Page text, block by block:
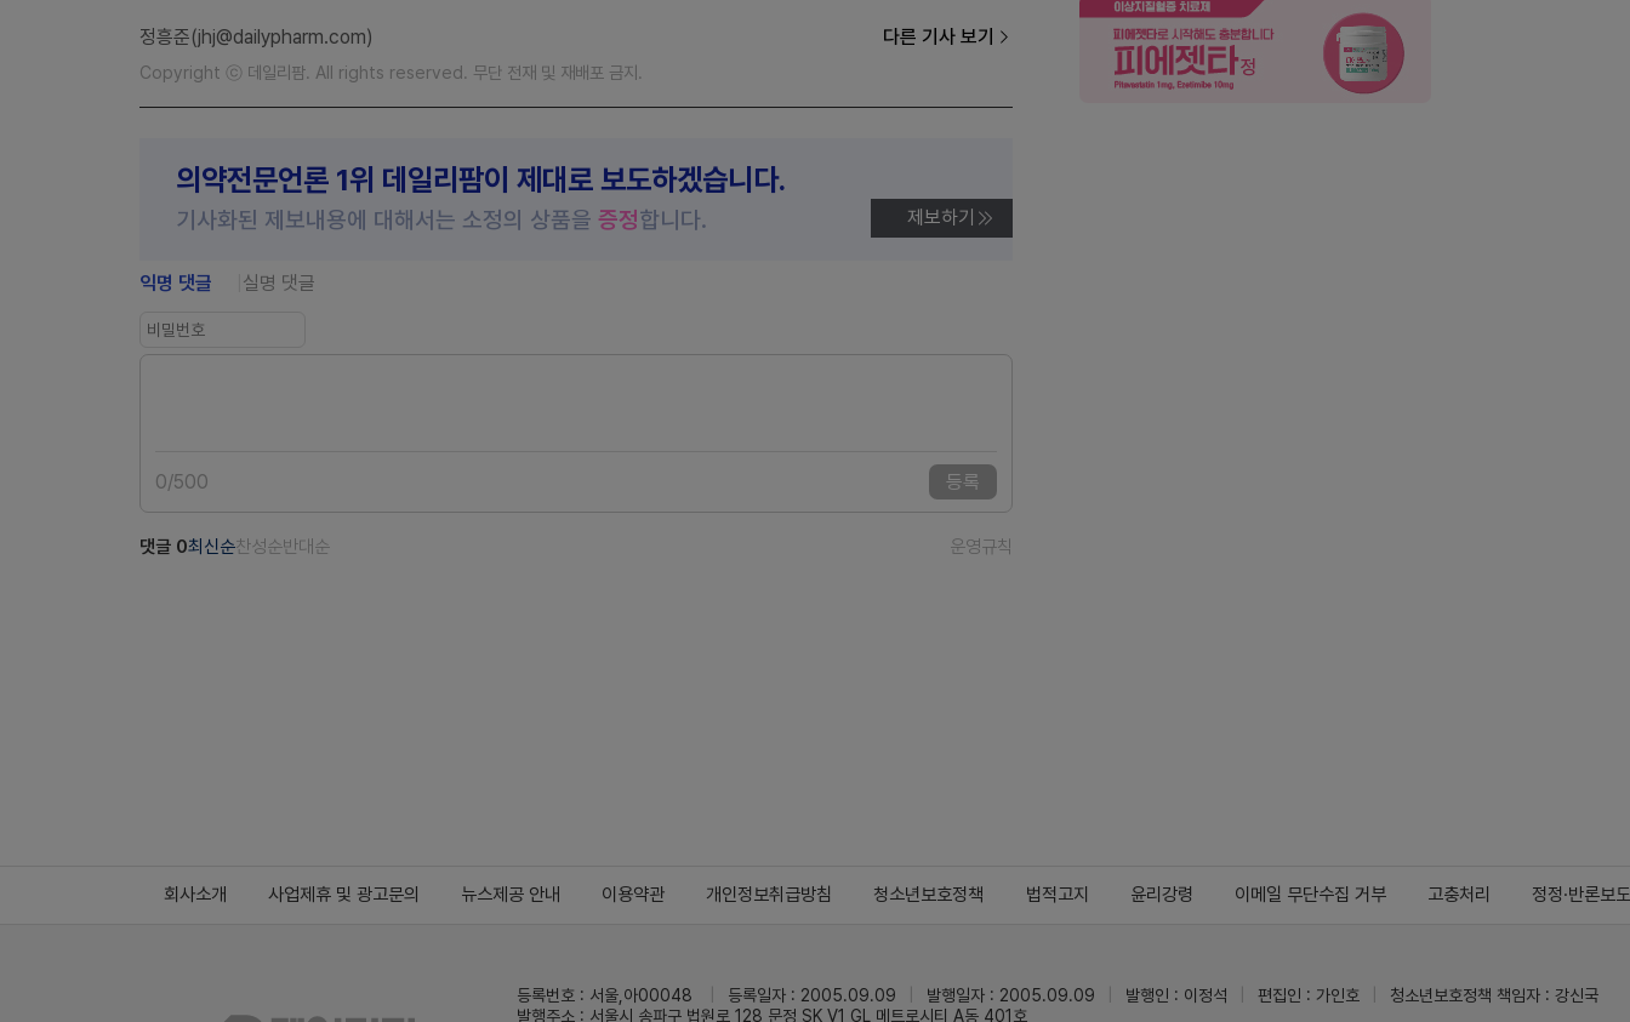
정흥준(jhj@dailypharm.com) 다른 기사 보기
Copyright ⓒ 데일리팜. All rights reserved. 무단 전재 및 재배포 금지.
의약전문언론 1위 데일리팜이 제대로 보도하겠습니다.
기사화된 제보내용에 대해서는 소정의 상품을 증정합니다. 제보하기
익명 댓글 실명 댓글
0/500 등록
댓글 0최신순찬성순반대순 운영규칙
회사소개 사업제휴 및 광고문의 뉴스제공 안내 이용약관 개인정보취급방침 청소년보호정책 법적고지 윤리강령 이메일 무단수집 거부 고충처리 정정·반론보도
등록번호 : 서울,아00048 등록일자 : 2005.09.09 발행일자 : 2005.09.09 발행인 : 이정석 편집인 : 가인호
청소년보호정책 책임자 : 강신국
발행주소 : 서울시 송파구 법원로 128 문정 SK V1 GL 메트로시티 A동 401호